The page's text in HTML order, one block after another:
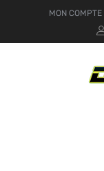
MON COMPTE